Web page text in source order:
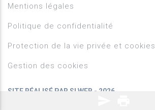
SITE RÉALISÉ PAR SI WEB - 2026
Mentions légales
Politique de confidentialité
Protection de la vie privée et cookies
Gestion des cookies